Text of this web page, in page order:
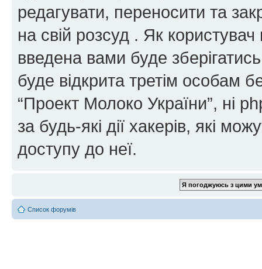
редагувати, переносити та
на свій розсуд . Як
введена вами буде
буде відкрита третім особам
“Проект Молоко України”, ні
за будь-які дії хакерів, які
доступу до неї.
Список форумів